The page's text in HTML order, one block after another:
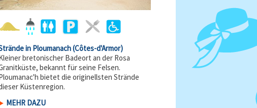
in Ploumanach(Côtes-d'Armor)
bretonischer Badeort an der Rosa
bekannt für seine Felsen.
bietet die originellsten Strände
Küstenregion.
MEHR DAZU